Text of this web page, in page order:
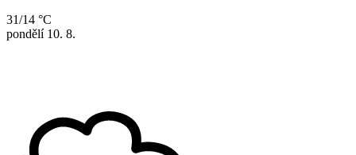
31/14 °C
pondělí 10. 8.